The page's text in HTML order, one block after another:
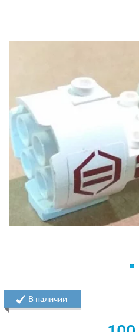
В наличии